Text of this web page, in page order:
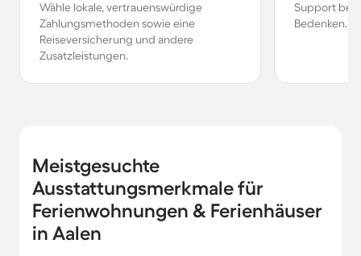
Wähle lokale, vertrauenswürdige
Zahlungsmethoden sowie eine
Reiseversicherung und andere
Zusatzleistungen.
Support bei
Bedenken.
Meistgesuchte
Ausstattungsmerkmale für
Ferienwohnungen & Ferienhäuser
in Aalen